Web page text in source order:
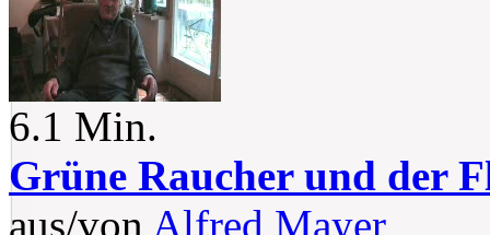
6.1 Min.
Grüne Raucher und der
aus/von Alfred Mayer